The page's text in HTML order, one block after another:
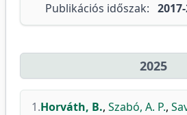
Publikációs időszak:
2025
1.Horváth, B., Szabó, A. P.,